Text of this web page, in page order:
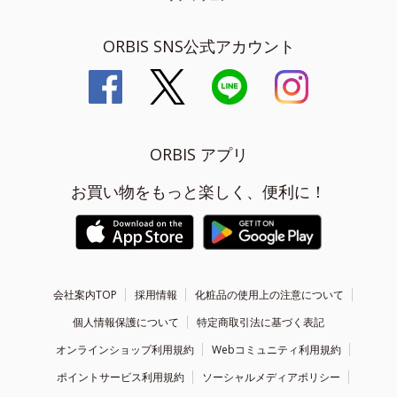
ORBIS SNS公式アカウント
ORBIS アプリ
お買い物をもっと楽しく、便利に！
会社案内TOP 採用情報
化粧品の使用上の注意について
個人情報保護について
特定商取引法に基づく表記
オンラインショップ利用規約
Webコミュニティ利用規約
ポイントサービス利用規約
ソーシャルメディアポリシー